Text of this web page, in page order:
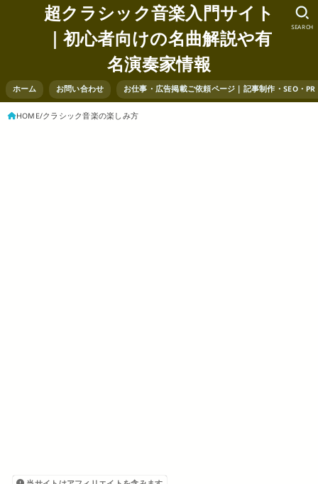
超クラシック音楽入門サイト
｜初心者向けの名曲解説や有
名演奏家情報
ホーム お問い合わせ お仕事・広告掲載ご依頼ページ｜記事制作・SEO・
SEARCH
HOME クラシック音楽の楽しみ方